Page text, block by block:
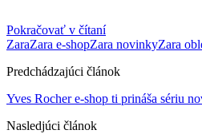
Pokračovať v čítaní
ZaraZara e-shopZara novinkyZara
Predchádzajúci článok
Yves Rocher e-shop ti prináša sériu
Nasledjúci článok